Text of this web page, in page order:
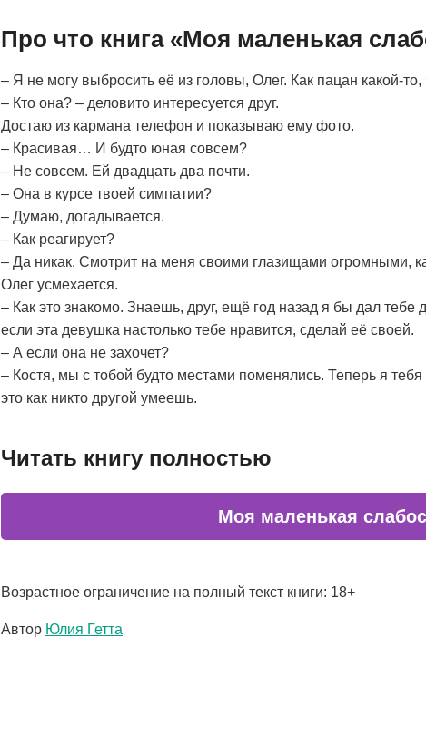
Про что книга «Моя маленькая
– Я не могу выбросить её из головы, Олег. Как пацан какой-
– Кто она? – деловито интересуется друг.
Достаю из кармана телефон и показываю ему фото.
– Красивая… И будто юная совсем?
– Не совсем. Ей двадцать два почти.
– Она в курсе твоей симпатии?
– Думаю, догадывается.
– Как реагирует?
– Да никак. Смотрит на меня своими глазищами огромными,
Олег усмехается.
– Как это знакомо. Знаешь, друг, ещё год назад я бы дал тебе
если эта девушка настолько тебе нравится, сделай её своей.
– А если она не захочет?
– Костя, мы с тобой будто местами поменялись. Теперь я
это как никто другой умеешь.
Читать книгу полностью
Моя маленькая
Возрастное ограничение на полный текст книги: 18+
Метки
Автор Юлия Гетта